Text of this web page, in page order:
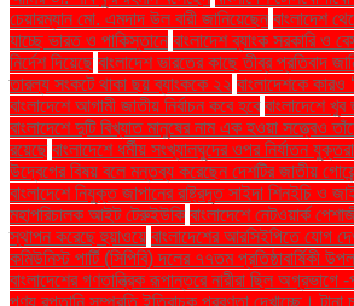
চেয়ারম্যান মো. এমদাদ উল বারী জানিয়েছেন বাংলাদেশ
যাচ্ছে ভারত ও পাকিস্তানে বাংলাদেশ ব্যাংক সরকারি ও
নির্দেশ দিয়েছে বাংলাদেশ ভারতের কাছে তীব্র প্রতিবাদ
তারল্য সংকটে থাকা ছয় ব্যাংককে ২২ বাংলাদেশকে
বাংলাদেশে আগামী জাতীয় নির্বাচন কবে হবে বাংলাদেশে
বাংলাদেশে দুটি বিখ্যাত মানুষের নাম এক হওয়া সত্ত্বেও
রয়েছে বাংলাদেশে ধর্মীয় সংখ্যালঘুদের ওপর নির্যাতন
উদ্বেগের বিষয় বলে মন্তব্য করেছেন দেশটির জাতীয়
বাংলাদেশে নিযুক্ত জাপানের রাষ্ট্রদূত সাইদা শিনইচি ও
মহাপরিচালক আইট টেরুইউকি বাংলাদেশে নেটওয়ার্ক
স্থাপন করেছে হুয়াওয়ে বাংলাদেশের আরসিইপিতে যোগ
কমিউনিস্ট পার্টি (সিপিবি) দলের ৭৭তম প্রতিষ্ঠাবার্ষিকী
বাংলাদেশের গণতান্ত্রিক রূপান্তরে নারীরা ছিল অগ্রভাগে -
পণ্য রপ্তানি সম্প্রতি ইতিবাচক প্রবণতা দেখাচ্ছে। টানা